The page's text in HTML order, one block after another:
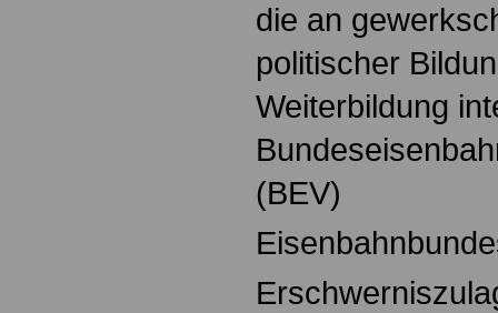
die an
politischer
Weiterbildung
(BEV)